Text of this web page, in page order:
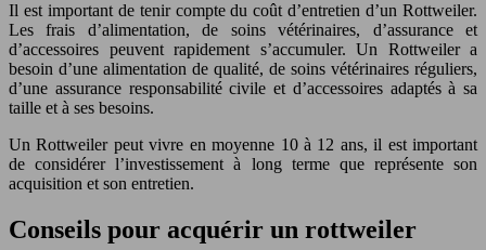
Il est important de tenir compte du coût d’entretien d’un Rottweiler.
Les frais d’alimentation, de soins vétérinaires, d’assurance et
d’accessoires peuvent rapidement s’accumuler. Un Rottweiler a
besoin d’une alimentation de qualité, de soins vétérinaires réguliers,
d’une assurance responsabilité civile et d’accessoires adaptés à sa
taille et à ses besoins.
Un Rottweiler peut vivre en moyenne 10 à 12 ans, il est important
de considérer l’investissement à long terme que représente son
acquisition et son entretien.
Conseils pour acquérir un rottweiler